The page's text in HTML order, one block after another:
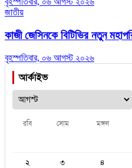
জাতীয়
কাজী জেসিনকে বিটিভির নতুন
বৃহস্পতিবার, ০৬ আগস্ট ২০২৬
আর্কাইভ
রবি সোম মঙ্গল
২
৩ ৪